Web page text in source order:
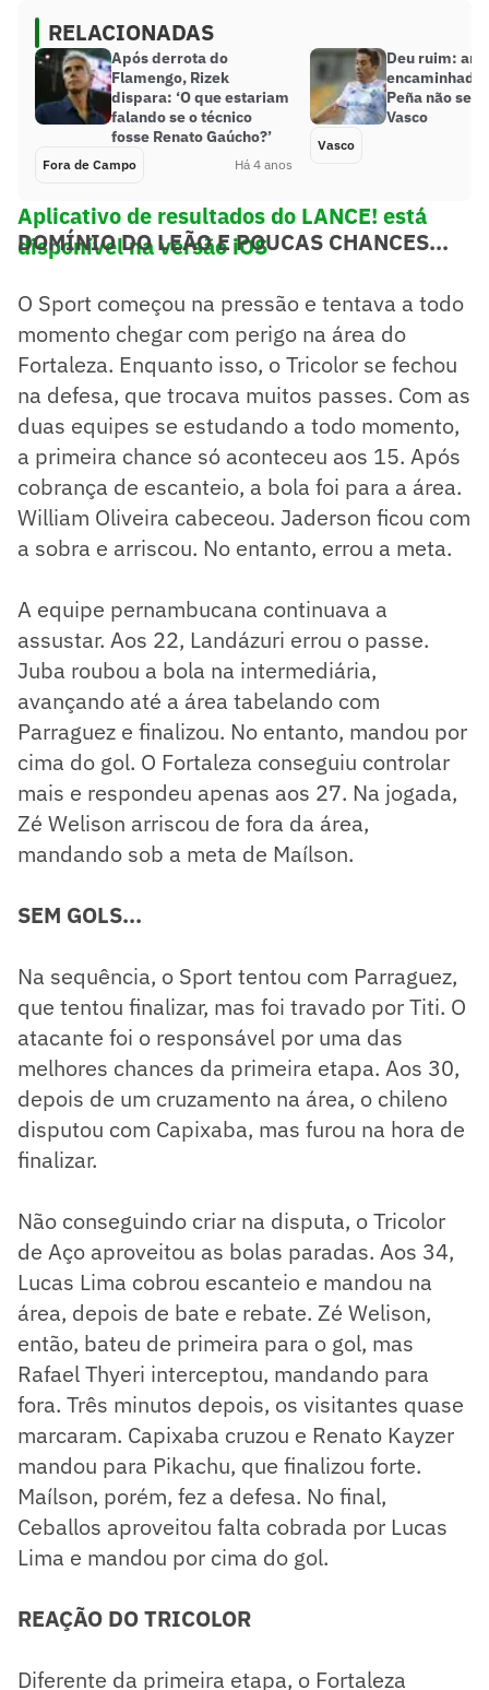
RELACIONADAS
Após derrota do
Flamengo, Rizek
dispara: ‘O que estariam
falando se o técnico
fosse Renato Gaúcho?’
Fora de Campo Há 4 anos
Deu ruim:
Peña não
Vasco
Vasco
Aplicativo de resultados do LANCE! está
disponível na versão iOS
DOMÍNIO DO LEÃO E POUCAS CHANCES...
O Sport começou na pressão e tentava a todo
momento chegar com perigo na área do
Fortaleza. Enquanto isso, o Tricolor se fechou
na defesa, que trocava muitos passes. Com as
duas equipes se estudando a todo momento,
a primeira chance só aconteceu aos 15. Após
cobrança de escanteio, a bola foi para a área.
William Oliveira cabeceou. Jaderson ficou com
a sobra e arriscou. No entanto, errou a meta.
A equipe pernambucana continuava a
assustar. Aos 22, Landázuri errou o passe.
Juba roubou a bola na intermediária,
avançando até a área tabelando com
Parraguez e finalizou. No entanto, mandou por
cima do gol. O Fortaleza conseguiu controlar
mais e respondeu apenas aos 27. Na jogada,
Zé Welison arriscou de fora da área,
mandando sob a meta de Maílson.
SEM GOLS...
Na sequência, o Sport tentou com Parraguez,
que tentou finalizar, mas foi travado por Titi. O
atacante foi o responsável por uma das
melhores chances da primeira etapa. Aos 30,
depois de um cruzamento na área, o chileno
disputou com Capixaba, mas furou na hora de
finalizar.
Não conseguindo criar na disputa, o Tricolor
de Aço aproveitou as bolas paradas. Aos 34,
Lucas Lima cobrou escanteio e mandou na
área, depois de bate e rebate. Zé Welison,
então, bateu de primeira para o gol, mas
Rafael Thyeri interceptou, mandando para
fora. Três minutos depois, os visitantes quase
marcaram. Capixaba cruzou e Renato Kayzer
mandou para Pikachu, que finalizou forte.
Maílson, porém, fez a defesa. No final,
Ceballos aproveitou falta cobrada por Lucas
Lima e mandou por cima do gol.
REAÇÃO DO TRICOLOR
Diferente da primeira etapa, o Fortaleza